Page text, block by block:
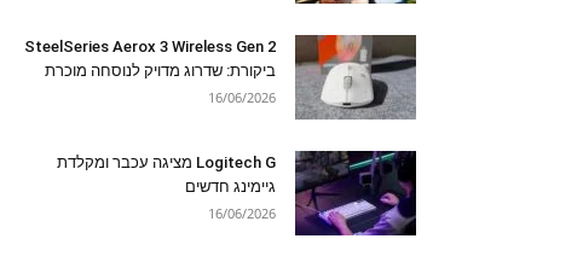
SteelSeries Aerox 3 Wireless Gen 2
ביקורת: שדרוג מדויק לנוסחה מוכרת
16/06/2026
Logitech G מציגה עכבר ומקלדת
גיימינג חדשים
16/06/2026